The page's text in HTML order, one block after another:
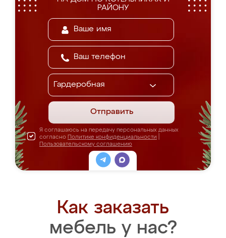
РАЙОНУ
Отправить
Я соглашаюсь на передачу персональных данных
согласно Политике конфиденциальности
Пользовательскому соглашению
Как заказать
мебель у нас?